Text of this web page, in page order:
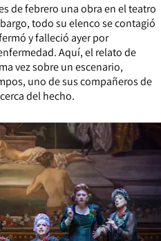
de febrero una obra en el teatro
todo su elenco se contagió
y falleció ayer por
Aquí, el relato de
vez sobre un escenario,
uno de sus compañeros de
del hecho.